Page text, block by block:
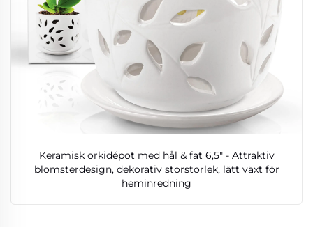
Keramisk orkidépot med hål & fat 6,5" - Attraktiv
blomsterdesign, dekorativ storstorlek, lätt växt för
heminredning